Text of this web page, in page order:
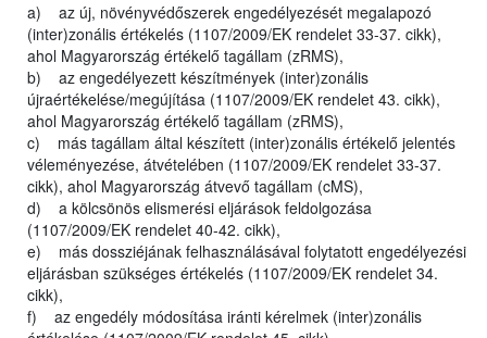
a) az új, növényvédőszerek engedélyezését megalapozó
(inter)zonális értékelés (1107/2009/EK rendelet 33-37. cikk),
ahol Magyarország értékelő tagállam (zRMS),
b) az engedélyezett készítmények (inter)zonális
újraértékelése/megújítása (1107/2009/EK rendelet 43. cikk),
ahol Magyarország értékelő tagállam (zRMS),
c) más tagállam által készített (inter)zonális értékelő jelentés
véleményezése, átvételében (1107/2009/EK rendelet 33-37.
cikk), ahol Magyarország átvevő tagállam (cMS),
d) a kölcsönös elismerési eljárások feldolgozása
(1107/2009/EK rendelet 40-42. cikk),
e) más dossziéjának felhasználásával folytatott engedélyezési
eljárásban szükséges értékelés (1107/2009/EK rendelet 34.
cikk),
f) az engedély módosítása iránti kérelmek (inter)zonális